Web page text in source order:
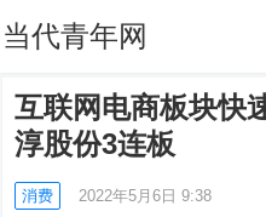
当代青年网
互联网电商板块快
淳股份3连板
消费 2022年5月6日 9:38